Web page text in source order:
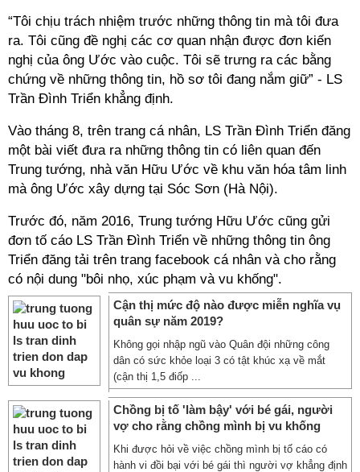
“Tôi chịu trách nhiệm trước những thông tin mà tôi đưa
ra. Tôi cũng đề nghị các cơ quan nhận được đơn kiến
nghị của ông Ước vào cuộc. Tôi sẽ trưng ra các bằng
chứng về những thông tin, hồ sơ tôi đang nắm giữ” - LS
Trần Đình Triển khẳng định.
Vào tháng 8, trên trang cá nhân, LS Trần Đình Triển đăng
một bài viết đưa ra những thông tin có liên quan đến
Trung tướng, nhà văn Hữu Ước về khu văn hóa tâm linh
mà ông Ước xây dựng tại Sóc Sơn (Hà Nội).
Trước đó, năm 2016, Trung tướng Hữu Ước cũng gửi
đơn tố cáo LS Trần Đình Triển về những thông tin ông
Triển đăng tải trên trang facebook cá nhân và cho rằng
có nội dung "bôi nhọ, xúc phạm và vu khống".
Cận thị mức độ nào được miễn nghĩa vụ
quân sự năm 2019?
Không gọi nhập ngũ vào Quân đội những công
dân có sức khỏe loại 3 có tật khúc xạ về mắt
(cận thị 1,5 điốp ...
Chồng bị tố 'làm bậy' với bé gái, người
vợ cho rằng chồng mình bị vu khống
Khi được hỏi về việc chồng mình bị tố cáo có
hành vi đồi bại với bé gái thì người vợ khẳng định